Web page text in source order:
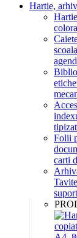
Hartie,
Folii
carti